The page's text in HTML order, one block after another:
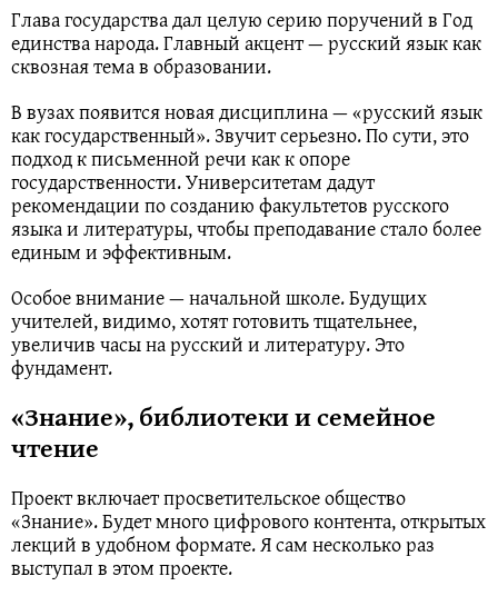
Глава государства дал целую серию поручений в Год
единства народа. Главный акцент — русский язык как
сквозная тема в образовании.
В вузах появится новая дисциплина — «русский язык
как государственный». Звучит серьезно. По сути, это
подход к письменной речи как к опоре
государственности. Университетам дадут
рекомендации по созданию факультетов русского
языка и литературы, чтобы преподавание стало более
единым и эффективным.
Особое внимание — начальной школе. Будущих
учителей, видимо, хотят готовить тщательнее,
увеличив часы на русский и литературу. Это
фундамент.
«Знание», библиотеки и семейное
чтение
Проект включает просветительское общество
«Знание». Будет много цифрового контента, открытых
лекций в удобном формате. Я сам несколько раз
выступал в этом проекте.